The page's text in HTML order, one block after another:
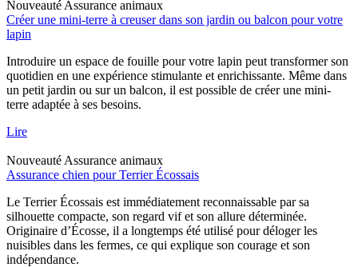
Nouveauté Assurance animaux
Créer une mini-terre à creuser dans son jardin ou balcon pour votre
lapin
Introduire un espace de fouille pour votre lapin peut transformer son
quotidien en une expérience stimulante et enrichissante. Même dans
un petit jardin ou sur un balcon, il est possible de créer une mini-
terre adaptée à ses besoins.
Lire
Nouveauté Assurance animaux
Assurance chien pour Terrier Écossais
Le Terrier Écossais est immédiatement reconnaissable par sa
silhouette compacte, son regard vif et son allure déterminée.
Originaire d’Écosse, il a longtemps été utilisé pour déloger les
nuisibles dans les fermes, ce qui explique son courage et son
indépendance.